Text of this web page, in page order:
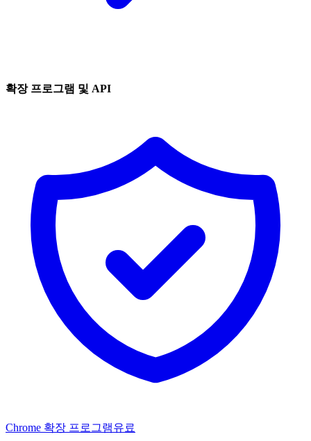
확장 프로그램 및 API
Chrome 확장 프로그램유료